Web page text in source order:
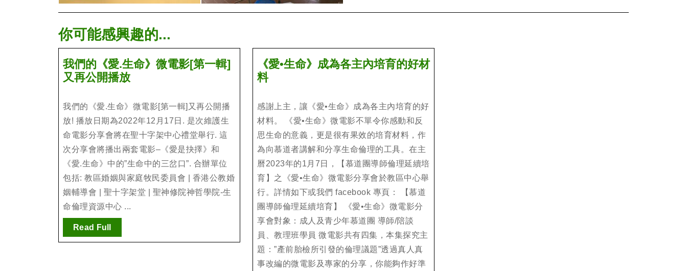
你可能感興趣的...
我們的《愛.生命》微電影[第一輯]
又再公開播放我
的
《愛.
生
命》
微
電
影
[第
一
我們的《愛.生命》微電影[第一輯]又再公開播
放! 播放日期為2022年12月17日. 是次維護生
命電影分享會將在聖十字架中心禮堂舉行. 這
次分享會將播出兩套電影–《愛是抉擇》和
《愛.生命》中的”生命中的三岔口”. 合辦單位
包括: 教區婚姻與家庭牧民委員會 | 香港公教婚
姻輔導會 | 聖十字架堂 | 聖神修院神哲學院-生
命倫理資源中心 ...
Read Full
Full
《愛•生命》成為各主內培育的好材
料《愛
生
命》
成
為
各
主
內
培
育
的
好
材
料
感謝上主，讓《愛•生命》成為各主內培育的好
材料。 《愛•生命》微電影不單令你感動和反
思生命的意義，更是很有果效的培育材料，作
為向慕道者講解和分享生命倫理的工具。在主
曆2023年的1月7日，【慕道團導師倫理延續培
育】之《愛•生命》微電影分享會於教區中心舉
行。詳情如下或我們 facebook 專頁： 【慕道
團導師倫理延續培育】 《愛•生命》微電影分
享會對象：成人及青少年慕道團 導師/陪談
員、教理班學員 微電影共有四集，本集探究主
題：”產前胎檢所引發的倫理議題”透過真人真
事改編的微電影及專家的分享，你能夠作好準